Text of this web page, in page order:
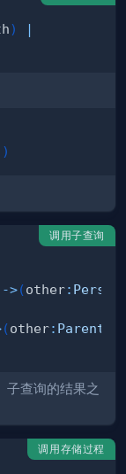
)
|
)
调用子查询
->(other: Person
(other: Parent
子查询的结果之
调用存储过程